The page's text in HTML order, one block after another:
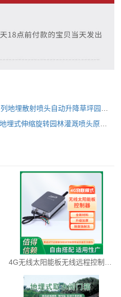
射喷头自动升降草坪园林喷淋绿化灌溉
伸缩旋转园林灌溉喷头原装进口草